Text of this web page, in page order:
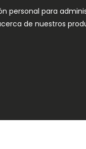
personal para
de nuestros